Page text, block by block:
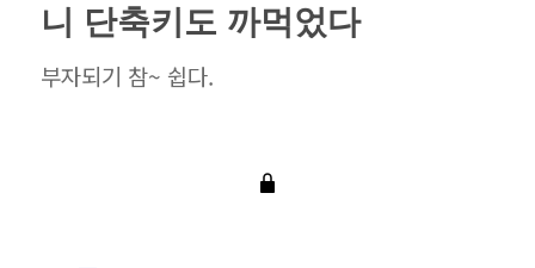
니 단축키도 까먹었다
부자되기 참~ 쉽다.